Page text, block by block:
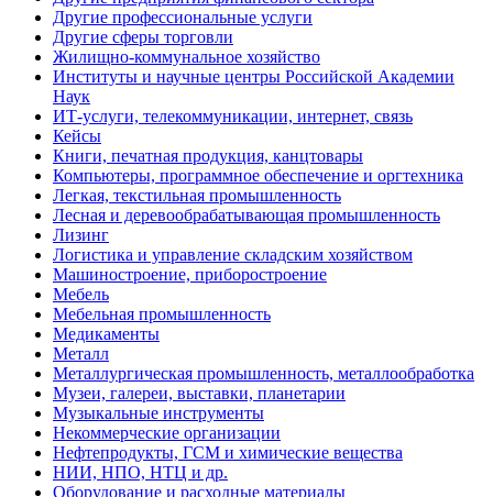
Другие профессиональные услуги
Другие сферы торговли
Жилищно-коммунальное хозяйство
Институты и научные центры Российской Академии
Наук
ИТ-услуги, телекоммуникации, интернет, связь
Кейсы
Книги, печатная продукция, канцтовары
Компьютеры, программное обеспечение и оргтехника
Легкая, текстильная промышленность
Лесная и деревообрабатывающая промышленность
Лизинг
Логистика и управление складским хозяйством
Машиностроение, приборостроение
Мебель
Мебельная промышленность
Медикаменты
Металл
Металлургическая промышленность, металлообработка
Музеи, галереи, выставки, планетарии
Музыкальные инструменты
Некоммерческие организации
Нефтепродукты, ГСМ и химические вещества
НИИ, НПО, НТЦ и др.
Оборудование и расходные материалы